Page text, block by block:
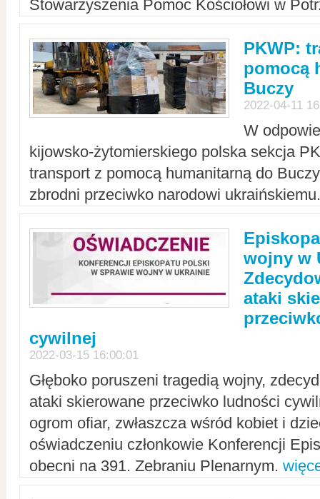
Stowarzyszenia Pomoc Kościołowi w
PKWP:
pomocą
Buczy
2022-04-11
W
kijowsko-żytomierskiego polska sekcja
transport z pomocą humanitarną do
zbrodni przeciwko narodowi
wojny w
ataki
cywilnej
2022-03-15 16:00:01
Głęboko poruszeni tragedią wojny,
ataki skierowane przeciwko ludności
ogrom ofiar, zwłaszcza wśród kobiet i
oświadczeniu członkowie Konferencji
obecni na 391. Zebraniu Plenarnym.